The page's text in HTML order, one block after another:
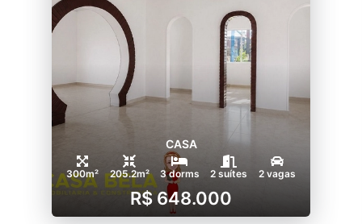
CASA
300m² 205.2m² 3 dorms 2 suítes 2 vagas
R$ 648.000